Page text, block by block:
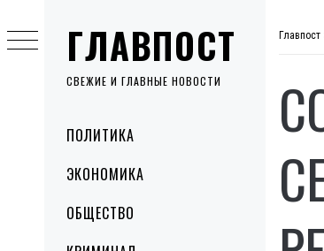
ГЛАВПОСТ
СВЕЖИЕ И ГЛАВНЫЕ НОВОСТИ
MenuПОЛИТИКА
ЭКОНОМИКА
ОБЩЕСТВО
to
content
Главпост